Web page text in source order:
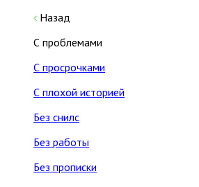
Назад
С проблемами
С просрочками
С плохой историей
Без снилс
Без работы
Без прописки